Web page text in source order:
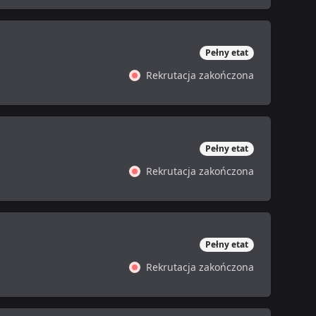
Pełny etat
Rekrutacja zakończona
Pełny etat
Rekrutacja zakończona
Pełny etat
Rekrutacja zakończona